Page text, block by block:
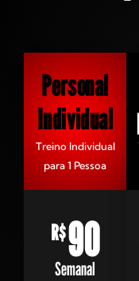
Personal
Individual
Treino Individual
para 1 Pessoa
R$90
Semanal